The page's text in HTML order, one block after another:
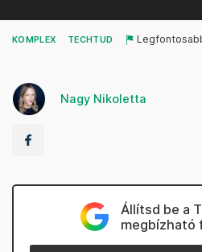
KOMPLEX TECHTUD
Nagy Nikoletta
Állítsd be a
megbízható